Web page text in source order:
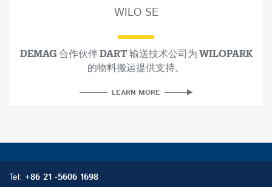
WILO SE
DEMAG 合作伙伴 DART 输送技术公司为 WILOPARK
的物料搬运提供支持。
LEARN MORE
Tel: +86 21 -5606 1698